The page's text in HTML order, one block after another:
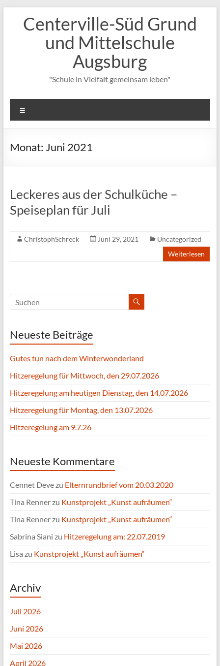
springenCenterville-Süd Grund
und Mittelschule
Augsburg
"Schule in Vielfalt gemeinsam leben"
Monat: Juni 2021
Leckeres aus der Schulküche –
Speiseplan für Juli
ChristophSchreck Juni 29, 2021
Uncategorized
Weiterlesen
Neueste Beiträge
Gutes tun nach dem Winterwonderland
Hitzeregelung für Mittwoch, den 29.07.2026
Hitzeregelung am heutigen Dienstag, den 14.07.2026
Hitzeregelung für Montag, den 13.07.2026
Hitzeregelung am 9.7.26
Neueste Kommentare
Cennet Devezu Elternrundbrief vom 20.03.2020
Tina Rennerzu Kunstprojekt „Kunst aufräumen“
Tina Rennerzu Kunstprojekt „Kunst aufräumen“
Sabrina Siani zu Hitzeregelung am: 22.07.2019
Lisa zu Kunstprojekt „Kunst aufräumen“
Archiv
Juli 2026
Juni 2026
Mai 2026
April 2026